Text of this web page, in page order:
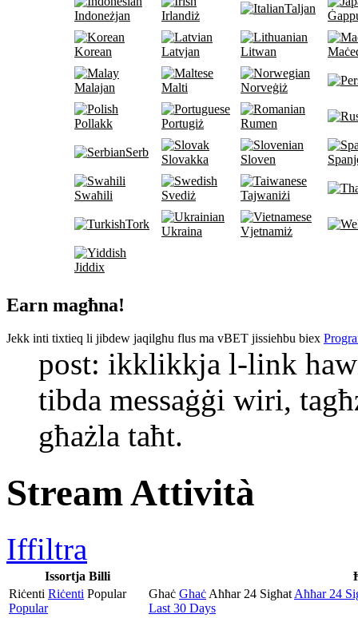
Indoneżjan Irlandiż
Taljan
Korean Latvjan Litwan
Malajan Malti Norveġiż
Pollakk Portugiż Rumen
Serb
Slovakka Sloven
Swaħili Svediż Tajwaniżi
Tork
Ukraina Vjetnamiż
Jiddix
Earn magħna!
Jekk inti tixtieq li jibdew jaqilgħu flus ma vBET jissieħbu biex
post: ikklikkja l-link
tibda messaġġi wiri,
għażla taħt.
Stream Attività
Iffiltra
Issortja Billi
Riċenti Riċenti Popular
Popular
Ghaċ Ghaċ Aħħar 24 Sigħat Aħħar 24
Last 30 Days